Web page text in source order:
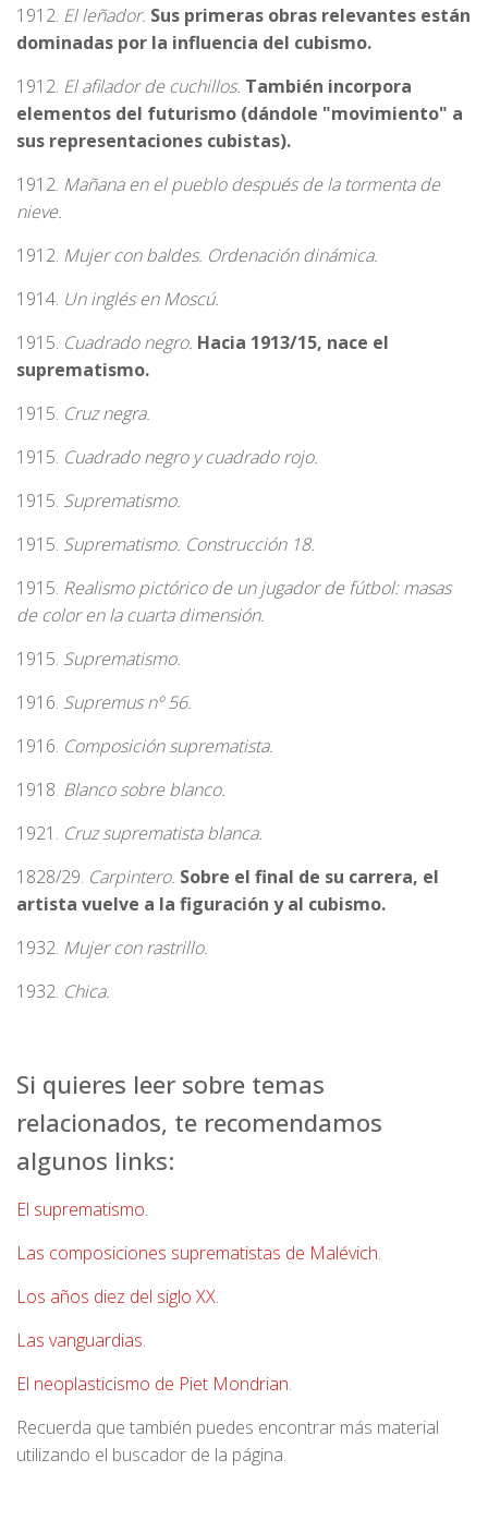
1912. El leñador. Sus primeras obras relevantes están
dominadas por la influencia del cubismo.
1912. El afilador de cuchillos. También incorpora
elementos del futurismo (dándole "movimiento" a
sus representaciones cubistas).
1912. Mañana en el pueblo después de la tormenta de
nieve.
1912. Mujer con baldes. Ordenación dinámica.
1914. Un inglés en Moscú.
1915. Cuadrado negro. Hacia 1913/15, nace el
suprematismo.
1915. Cruz negra.
1915. Cuadrado negro y cuadrado rojo.
1915. Suprematismo.
1915. Suprematismo. Construcción 18.
1915. Realismo pictórico de un jugador de fútbol: masas
de color en la cuarta dimensión.
1915. Suprematismo.
1916. Supremus nº 56.
1916. Composición suprematista.
1918. Blanco sobre blanco.
1921. Cruz suprematista blanca.
1828/29. Carpintero. Sobre el final de su carrera, el
artista vuelve a la figuración y al cubismo.
1932. Mujer con rastrillo.
1932. Chica.
Si quieres leer sobre temas
relacionados, te recomendamos
algunos links:
El suprematismo.
Las composiciones suprematistas de Malévich.
Los años diez del siglo XX.
Las vanguardias.
El neoplasticismo de Piet Mondrian.
Recuerda que también puedes encontrar más material
utilizando el buscador de la página.